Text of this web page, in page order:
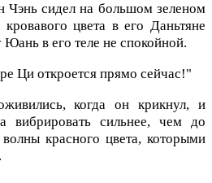
Чэнь сидел на большом зеленом
цвета в его Даньтяне
Юань в его теле не спокойной.
Ци откроется прямо сейчас!"
когда он крикнул, и
вибрировать сильнее, чем до
красного цвета, которыми